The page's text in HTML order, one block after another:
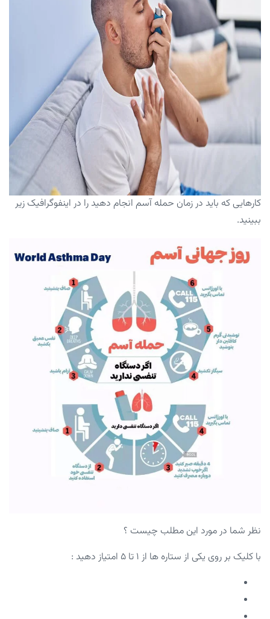
کارهایی که باید در زمان حمله آسم انجام دهید را در اینفوگرافیک زیر
ببینید.
نظر شما در مورد این مطلب چیست ؟
با کلیک بر روی یکی از ستاره ها از ۱ تا ۵ امتیاز دهید :